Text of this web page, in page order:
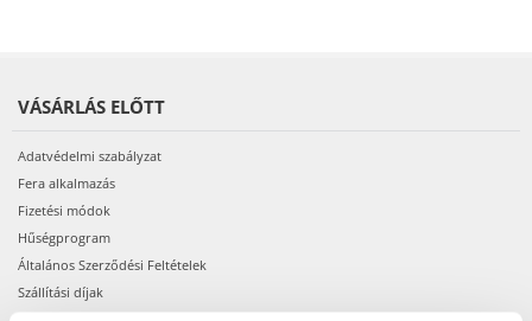
VÁSÁRLÁS ELŐTT
Adatvédelmi szabályzat
Fera alkalmazás
Fizetési módok
Hűségprogram
Általános Szerződési Feltételek
Szállítási díjak